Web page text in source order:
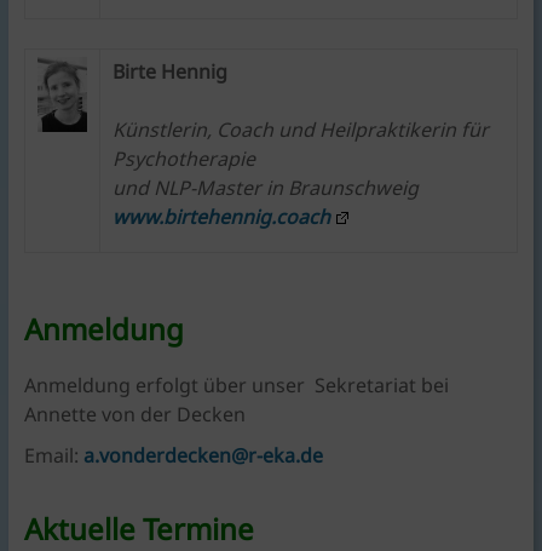
Birte Hennig
Künstlerin, Coach und Heilpraktikerin für
Psychotherapie
und NLP-Masterin Braunschweig
www.birtehennig.coach
Anmeldung
Anmeldung erfolgt über unser Sekretariat bei
Annette von der Decken
Email: a.vonderdecken@r-eka.de
Aktuelle Termine